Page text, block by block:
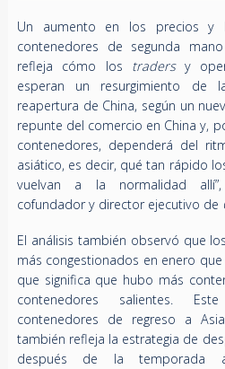
Un aumento en los precios y
contenedores de segunda
refleja cómo los tradersy
esperan un resurgimiento de
reapertura de China, según un
repunte del comercio en China y,
contenedores, dependerá del
asiático, es decir, qué tan rápido
vuelvan a la normalidad
cofundador y director ejecutivo de
El análisis también observó que
más congestionados en enero
que significa que hubo más
contenedores salientes.
contenedores de regreso a
también refleja la estrategia de
después de la temporada